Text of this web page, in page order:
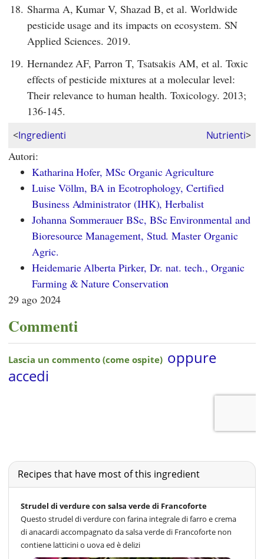
18. Sharma A, Kumar V, Shazad B, et al. Worldwide
pesticide usage and its impacts on ecosystem. SN
Applied Sciences. 2019.
19. Hernandez AF, Parron T, Tsatsakis AM, et al. Toxic
effects of pesticide mixtures at a molecular level:
Their relevance to human health. Toxicology. 2013;
136-145.
<Ingredienti Nutrienti>
Autori:
Katharina Hofer, MSc Organic Agriculture
Luise Völlm, BA in Ecotrophology, Certified
Business Administrator (IHK), Herbalist
Johanna Sommerauer BSc, BSc Environmental and
Bioresource Management, Stud. Master Organic
Agric.
Heidemarie Alberta Pirker, Dr. nat. tech., Organic
Farming & Nature Conservation
29 ago 2024
Commenti
Recipes that have most of this ingredient
Strudel di verdure con salsa verde di Francoforte
Questo strudel di verdure con farina integrale di farro e crema
di anacardi accompagnato da salsa verde di Francoforte non
contiene latticini o uova ed è delizi